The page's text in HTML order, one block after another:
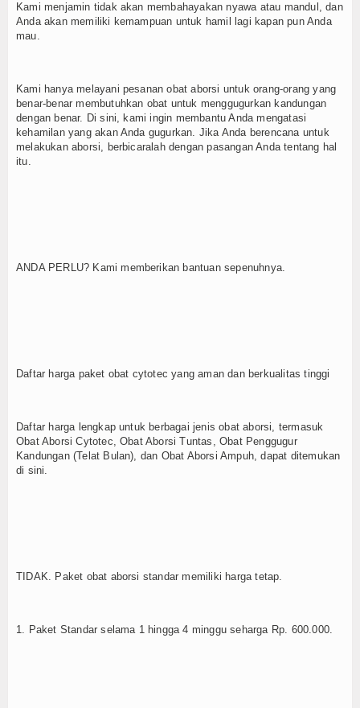
Kami menjamin tidak akan membahayakan nyawa atau mandul, dan
Anda akan memiliki kemampuan untuk hamil lagi kapan pun Anda
mau.
Kami hanya melayani pesanan obat aborsi untuk orang-orang yang
benar-benar membutuhkan obat untuk menggugurkan kandungan
dengan benar. Di sini, kami ingin membantu Anda mengatasi
kehamilan yang akan Anda gugurkan. Jika Anda berencana untuk
melakukan aborsi, berbicaralah dengan pasangan Anda tentang hal
itu.
ANDA PERLU? Kami memberikan bantuan sepenuhnya.
Daftar harga paket obat cytotec yang aman dan berkualitas tinggi
Daftar harga lengkap untuk berbagai jenis obat aborsi, termasuk
Obat Aborsi Cytotec, Obat Aborsi Tuntas, Obat Penggugur
Kandungan (Telat Bulan), dan Obat Aborsi Ampuh, dapat ditemukan
di sini.
TIDAK. Paket obat aborsi standar memiliki harga tetap.
1. Paket Standar selama 1 hingga 4 minggu seharga Rp. 600.000.